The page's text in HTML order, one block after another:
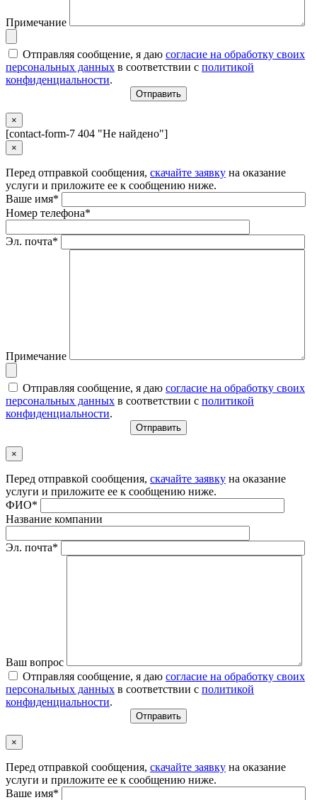
Примечание
Отправляя сообщение, я даю согласие на обработку своих
персональных данных в соответствии с политикой
конфиденциальности.
×
[contact-form-7 404 "Не найдено"]
×
Перед отправкой сообщения, скачайте заявку на оказание
услуги и приложите ее к сообщению ниже.
Ваше имя*
Номер телефона*
Эл. почта*
Примечание
Отправляя сообщение, я даю согласие на обработку своих
персональных данных в соответствии с политикой
конфиденциальности.
×
Перед отправкой сообщения, скачайте заявку на оказание
услуги и приложите ее к сообщению ниже.
ФИО*
Название компании
Эл. почта*
Ваш вопрос
Отправляя сообщение, я даю согласие на обработку своих
персональных данных в соответствии с политикой
конфиденциальности.
×
Перед отправкой сообщения, скачайте заявку на оказание
услуги и приложите ее к сообщению ниже.
Ваше имя*